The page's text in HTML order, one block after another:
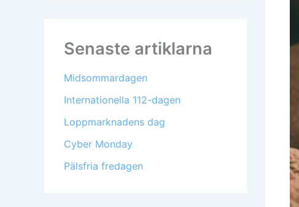
Senaste artiklarna
Midsommardagen
Internationella 112-dagen
Loppmarknadens dag
Cyber Monday
Pälsfria fredagen